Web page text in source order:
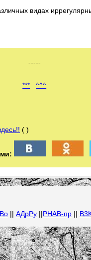
видах
-----
*** ^^^
( )
|| АДрРу||РНАВ-пр||